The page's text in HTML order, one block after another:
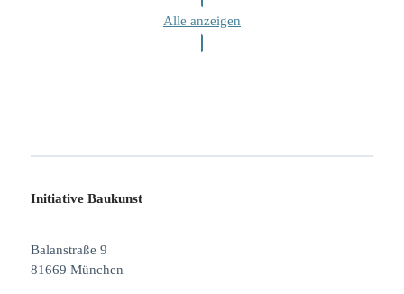
Alle anzeigen
Initiative Baukunst
Balanstraße 9
81669 München